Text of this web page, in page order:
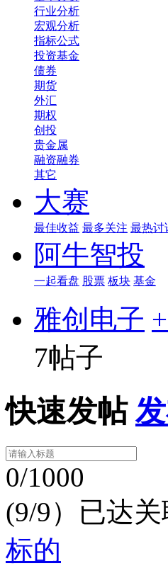
行业分析
宏观分析
指标公式
投资基金
债券
期货
外汇
期权
创投
贵金属
融资融券
其它
大赛
最佳收益 最多关注 最热讨
阿牛智投
一起看盘 股票 板块 基金
雅创电子
7帖子
快速发帖
0/1000
(9/9）已达
标的